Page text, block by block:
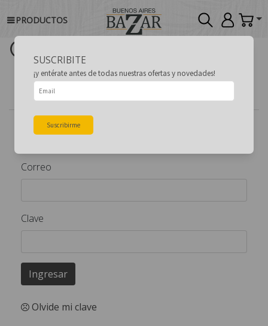
PRODUCTOS
Ingresar a tu cuenta/
Crear tu cuenta
Ingreso
Ingresar a mi cuenta
Correo
Clave
Ingresar
Olvide mi clave
SUSCRIBITE
¡y entérate antes de todas nuestras ofertas y novedades!
Suscribirme